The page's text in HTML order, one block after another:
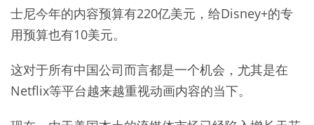
士尼今年的内容预算有220亿美元，给Disney+的专
用预算也有10美元。
这对于所有中国公司而言都是一个机会，尤其是在
Netflix等平台越来越重视动画内容的当下。